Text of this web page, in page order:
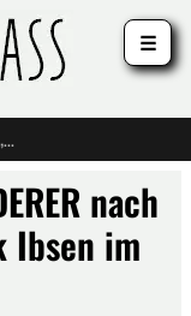
PEER GYNT IST EIN ANDERER nach „Peer Gynt“ von Henrik Ibsen im Theater Heidelberg
nach
Ibsen im
☰